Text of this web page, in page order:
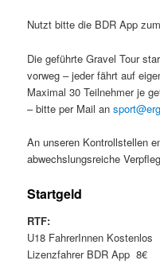
Nutzt bitte die BDR App
Die geführte Gravel Tour
vorweg – jeder fährt auf
Maximal 30 Teilnehmer je
– bitte per Mail an
An unseren Kontrollstellen
abwechslungsreiche
Startgeld
RTF:
U18 FahrerInnen Kostenlos
Lizenzfahrer BDR App 8€